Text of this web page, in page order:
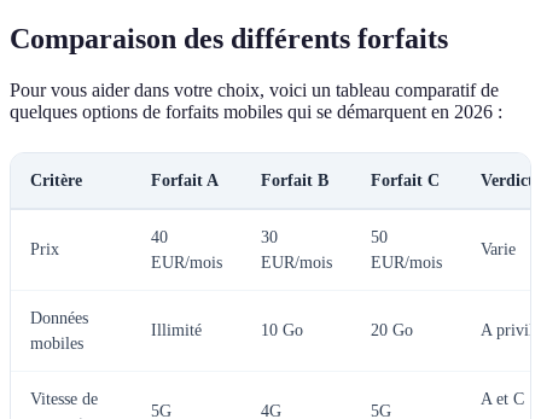
Comparaison des différents forfaits
Pour vous aider dans votre choix, voici un tableau comparatif de
quelques options de forfaits mobiles qui se démarquent en 2026 :
Critère Forfait A Forfait B Forfait C Verdict
Prix
40
EUR/mois
30
EUR/mois
50
EUR/mois
Varie
Données
mobiles
Illimité 10 Go 20 Go A
Vitesse de
5G 4G 5G
A et C